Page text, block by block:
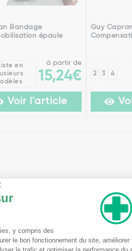
Bandage
épaule
en
à partir de
15,24€
Voir l'article
Guy
2 3 4
offre une contention forte et confère